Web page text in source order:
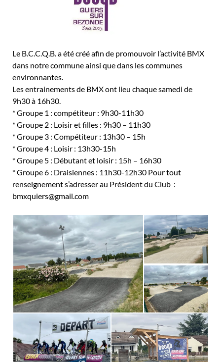
Le B.C.C.Q.B. a été créé afin de promouvoir l’activité BMX
dans notre communeainsi que dans les communes
environnantes.
Les entrainements de BMX ont lieu chaque samedi de
9h30 à 16h30.
* Groupe 1 : compétiteur : 9h30-11h30
* Groupe 2 : Loisir et filles : 9h30 – 11h30
* Groupe 3 : Compétiteur : 13h30 – 15h
* Groupe 4 : Loisir : 13h30-15h
* Groupe 5 : Débutant et loisir : 15h – 16h30
* Groupe 6 : Draisiennes : 11h30-12h30 Pour tout
renseignement s’adresser au Président du Club :
bmxquiers@gmail.com